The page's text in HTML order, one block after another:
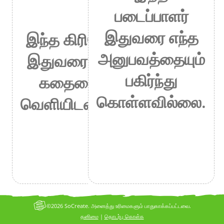
இந்த கிரியேட்டர்
இதுவரை எந்தக்
கதையையும்
வெளியிடவில்லை.
படைப்பாளர்
இதுவரை எந்த
அனுபவத்தையும்
பகிர்ந்து
கொள்ளவில்லை.
தனிமை| தொடர்பு கொள்க
©2026 SoCreate. அனைத்து உரிமைகளும் பாதுகாக்கப்பட்டவை.